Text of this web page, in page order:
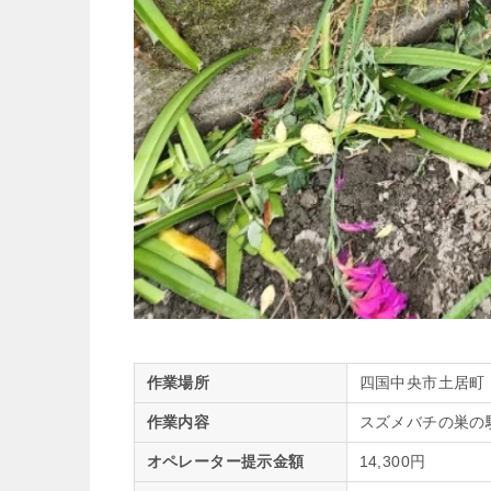
作業場所 四国中央市土居町
作業内容 スズメバチの巣の
オペレーター提示金額 14,300円